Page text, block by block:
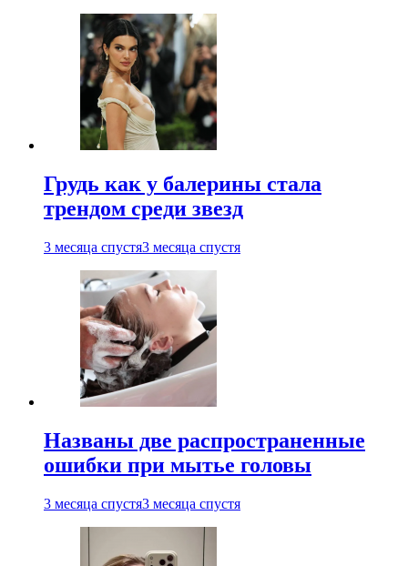
Грудь как у балерины стала
трендом среди звезд
3 месяца спустя3 месяца спустя
Названы две распространенные
ошибки при мытье головы
3 месяца спустя3 месяца спустя